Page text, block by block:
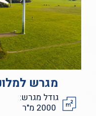
מגרש
גודל מגרש:
2000 מ"ר